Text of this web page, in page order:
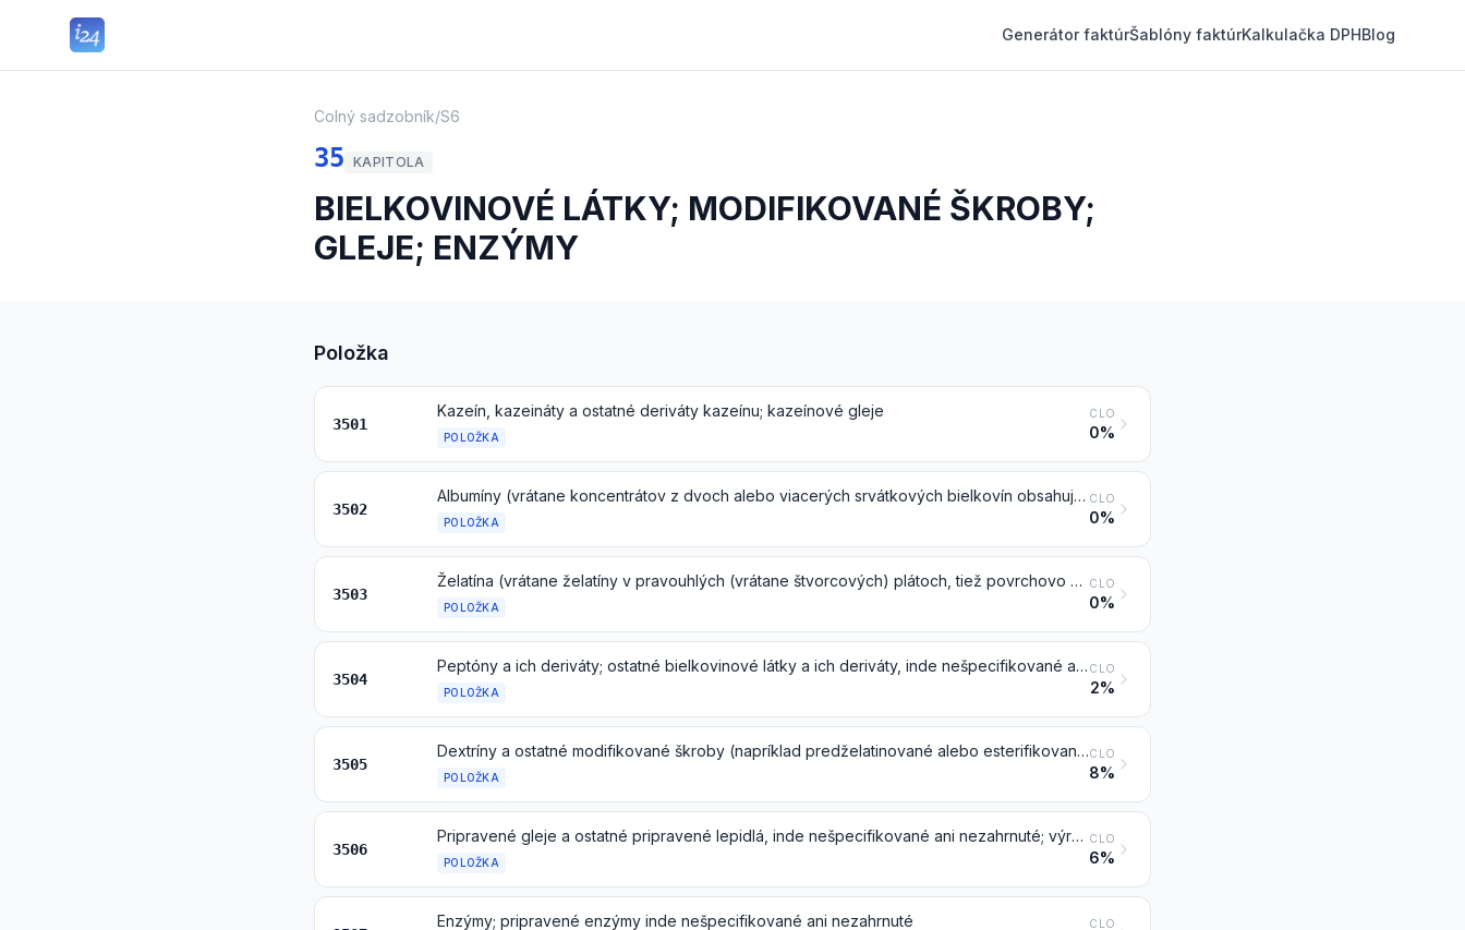
Generátor faktúrŠablóny faktúrKalkulačka DPHBlog
Colný sadzobník/S6
35 KAPITOLA
BIELKOVINOVÉ LÁTKY; MODIFIKOVANÉ ŠKROBY;
GLEJE; ENZÝMY
Položka
3501
Kazeín, kazeináty a ostatné deriváty kazeínu; kazeínové gleje
POLOŽKA
CLO
0%
3502
Albumíny (vrátane koncentrátov z dvoch alebo viacerých srvátkových bielkovín obsahujúcich viac ako 80 hmotnostných % srvátkových bielkovín počítaných na sušinu), albumináty a ostatné deriváty albumínu
POLOŽKA
CLO
0%
3503
Želatína (vrátane želatíny v pravouhlých (vrátane štvorcových) plátoch, tiež povrchovo upravené alebo farbené) a deriváty želatíny; vyzina; ostatné gleje živočíšneho pôvodu, okrem kazeínových glejov položky 3501
POLOŽKA
CLO
0%
3504
Peptóny a ich deriváty; ostatné bielkovinové látky a ich deriváty, inde nešpecifikované ani nezahrnuté; kožný prášok, tiež chrómovaný
POLOŽKA
CLO
2%
3505
Dextríny a ostatné modifikované škroby (napríklad predželatinované alebo esterifikované škroby); gleje na základe škrobov alebo dextrínov alebo ostatných modifikovaných škrobov
POLOŽKA
CLO
8%
3506
Pripravené gleje a ostatné pripravené lepidlá, inde nešpecifikované ani nezahrnuté; výrobky vhodné na použitie ako gleje alebo lepidlá, balené na predaj v malom, s čistou hmotnosťou nepresahujúcou 1 kg
POLOŽKA
CLO
6%
Enzýmy; pripravené enzýmy inde nešpecifikované ani nezahrnuté CLO